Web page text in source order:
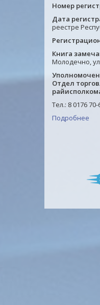
Номер
Дата
реестре
Книга
Молодечно,
Отдел
Тел.: 8 0176
Подробнее